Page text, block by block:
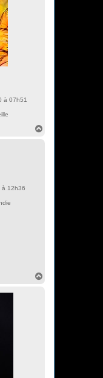
à 07h51
à 12h36